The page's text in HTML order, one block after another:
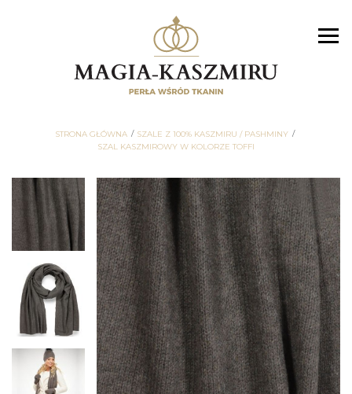
STRONA GŁÓWNA
SZALE Z 100% KASZMIRU / PASHMINY
SZAL KASZMIROWY W KOLORZE TOFFI